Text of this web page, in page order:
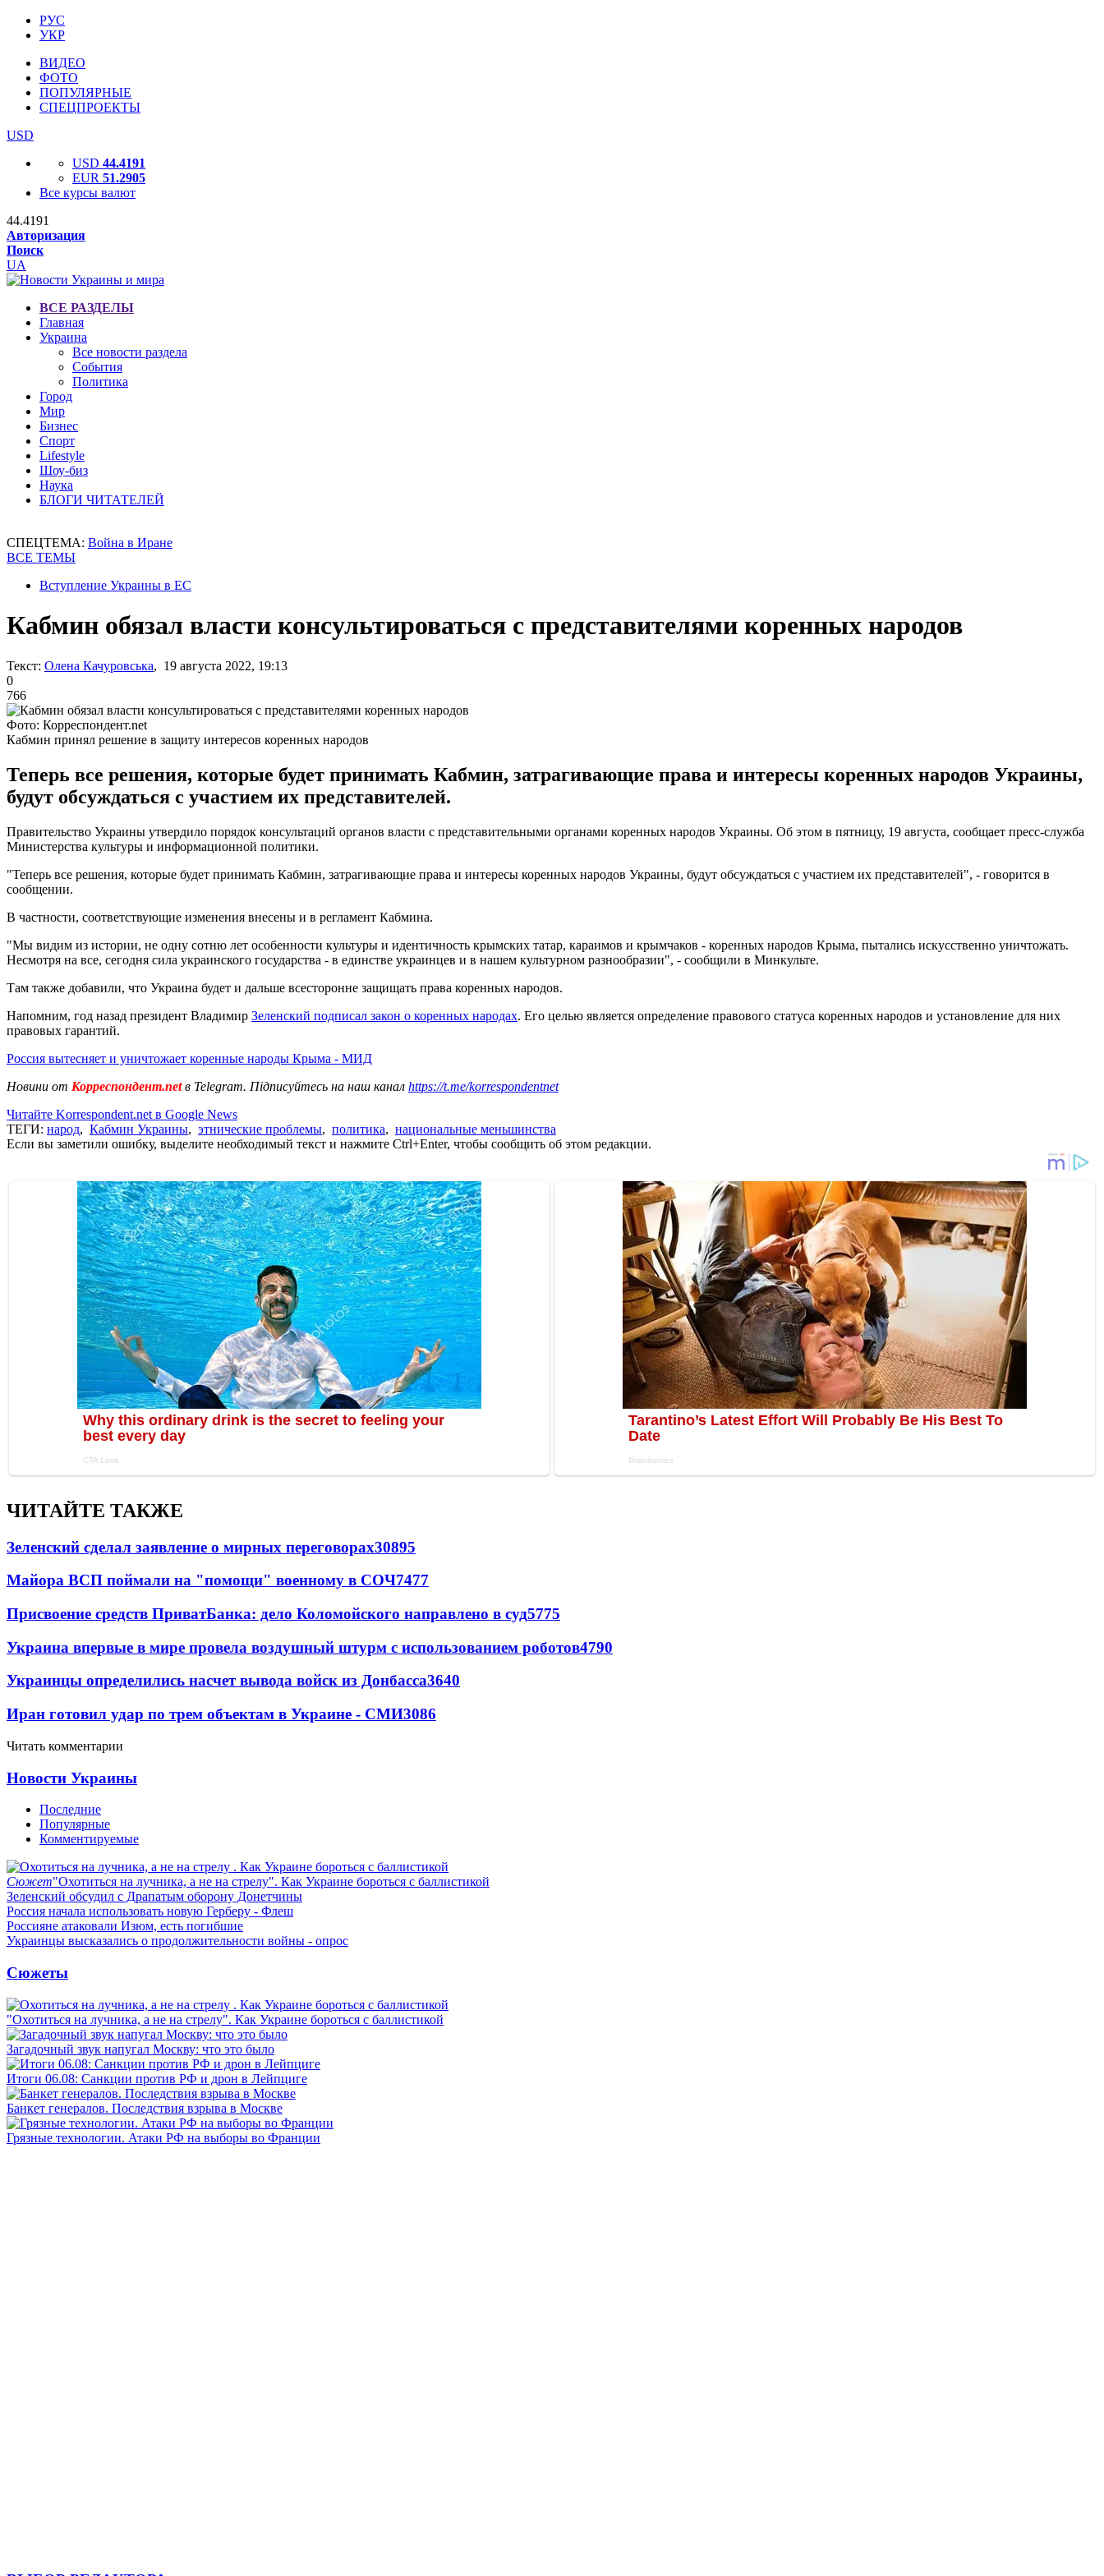
РУС
УКР
ВИДЕО
ФОТО
ПОПУЛЯРНЫЕ
СПЕЦПРОЕКТЫ
USD
USD 44.4191
EUR 51.2905
Все курсы валют
44.4191
Авторизация
Поиск
UA
ВСЕ РАЗДЕЛЫ
Главная
Украина
Все новости раздела
События
Политика
Город
Мир
Бизнес
Спорт
Lifestyle
Шоу-биз
Наука
БЛОГИ ЧИТАТЕЛЕЙ
СПЕЦТЕМА: Война в Иране
ВСЕ ТЕМЫ
Вступление Украины в ЕС
Кабмин обязал власти консультироваться с представителями коренных народов
Текст: Олена Качуровська, 19 августа 2022, 19:13
0
766
Фото: Корреспондент.net
Кабмин принял решение в защиту интересов коренных народов
Теперь все решения, которые будет принимать Кабмин, затрагивающие права и интересы коренных народов Украины,
будут обсуждаться с участием их представителей.
Правительство Украины утвердило порядок консультаций органов власти с представительными органами коренных народов Украины. Об этом в пятницу, 19 августа, сообщает пресс-служба
Министерства культуры и информационной политики.
"Теперь все решения, которые будет принимать Кабмин, затрагивающие права и интересы коренных народов Украины, будут обсуждаться с участием их представителей", - говорится в
сообщении.
В частности, соответствующие изменения внесены и в регламент Кабмина.
"Мы видим из истории, не одну сотню лет особенности культуры и идентичность крымских татар, караимов и крымчаков - коренных народов Крыма, пытались искусственно уничтожать.
Несмотря на все, сегодня сила украинского государства - в единстве украинцев и в нашем культурном разнообразии", - сообщили в Минкульте.
Там также добавили, что Украина будет и дальше всесторонне защищать права коренных народов.
Напомним, год назад президент Владимир Зеленский подписал закон о коренных народах. Его целью является определение правового статуса коренных народов и установление для них
правовых гарантий.
Россия вытесняет и уничтожает коренные народы Крыма - МИД
Новини от Корреспондент.netв Telegram. Підписуйтесь на наш канал https://t.me/korrespondentnet
Читайте Korrespondent.net в Google News
ТЕГИ: народ, Кабмин Украины, этнические проблемы, политика, национальные меньшинства
Если вы заметили ошибку, выделите необходимый текст и нажмите Ctrl+Enter, чтобы сообщить об этом редакции.
ЧИТАЙТЕ ТАКЖЕ
Зеленский сделал заявление о мирных переговорах30895
Майора ВСП поймали на "помощи" военному в СОЧ7477
Присвоение средств ПриватБанка: дело Коломойского направлено в суд5775
Украина впервые в мире провела воздушный штурм с использованием роботов4790
Украинцы определились насчет вывода войск из Донбасса3640
Иран готовил удар по трем объектам в Украине - СМИ3086
Читать комментарии
Новости Украины
Последние
Популярные
Комментируемые
Сюжет"Охотиться на лучника, а не на стрелу". Как Украине бороться с баллистикой
Зеленский обсудил с Драпатым оборону Донетчины
Россия начала использовать новую Герберу - Флеш
Россияне атаковали Изюм, есть погибшие
Украинцы высказались о продолжительности войны - опрос
Сюжеты
"Охотиться на лучника, а не на стрелу". Как Украине бороться с баллистикой
Загадочный звук напугал Москву: что это было
Итоги 06.08: Санкции против РФ и дрон в Лейпциге
Банкет генералов. Последствия взрыва в Москве
Грязные технологии. Атаки РФ на выборы во Франции